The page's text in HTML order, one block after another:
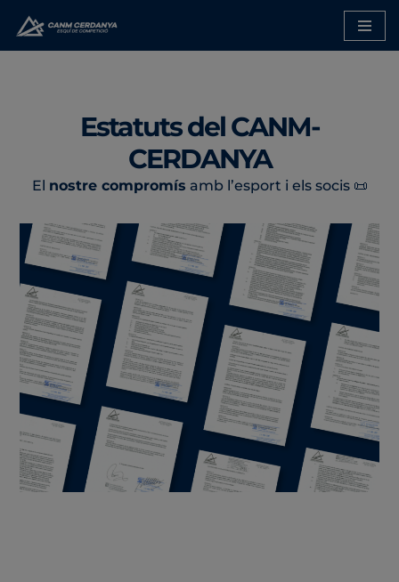
Saltar
Estatuts del CANM-
CERDANYA
El nostre compromís amb l’esport i els socis 📜